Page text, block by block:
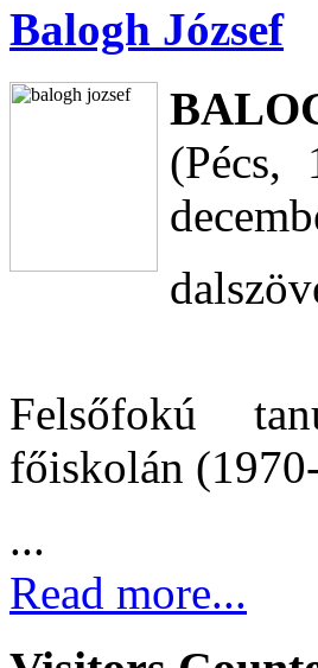
Balogh József
(Pécs,
Felsőfokú
főiskolán
...
Read more...